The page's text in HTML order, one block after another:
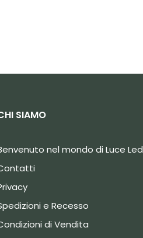
SIAMO
nel mondo di Luce Led
e Recesso
di Vendita